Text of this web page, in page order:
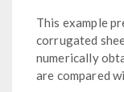
This example
corrugated
numerically
are compared